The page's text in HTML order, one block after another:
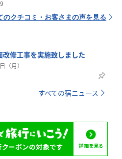
のクチコミ・お客さまの声を見る
修工事を実施致しました
（月）
すべての宿ニュース